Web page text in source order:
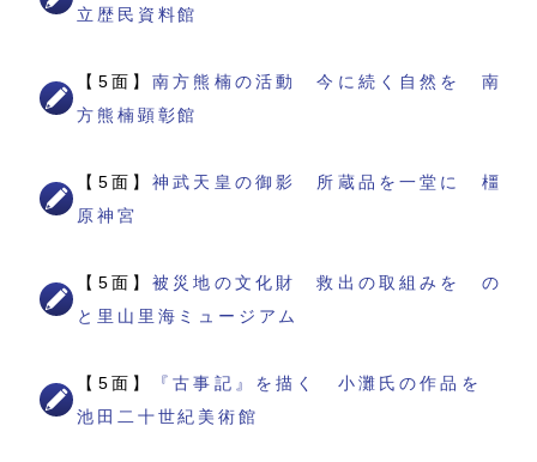
立歴民資料館
【5面】南方熊楠の活動 今に続く自然を 南
方熊楠顕彰館
【5面】神武天皇の御影 所蔵品を一堂に 橿
原神宮
【5面】被災地の文化財 救出の取組みを の
と里山里海ミュージアム
【5面】
『古事記』を描く 小灘氏の作品を
池田二十世紀美術館